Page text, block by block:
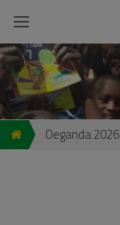
Oeganda 2026